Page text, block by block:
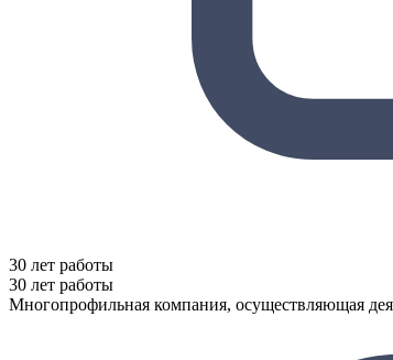
30 лет работы
30 лет работы
Многопрофильная компания, осуществляющая